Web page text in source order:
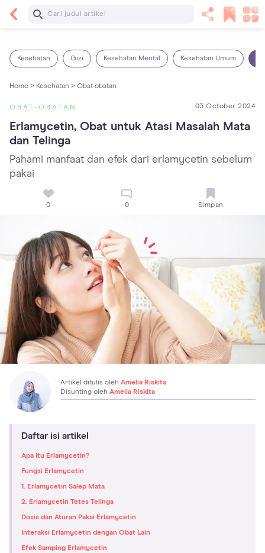
Baca Selanjutnya
Kesehatan Gizi Kesehatan Mental Kesehatan Umum
Home > Kesehatan > Obat-obatan
OBAT-OBATAN 03 October 2024
Erlamycetin, Obat untuk Atasi Masalah Mata
dan Telinga
Pahami manfaat dan efek dari erlamycetin sebelum
pakai
0 0 Simpan
Artikel ditulis oleh Amelia Riskita
Disunting oleh Amelia Riskita
Daftar isi artikel
Apa Itu Erlamycetin?
Fungsi Erlamycetin
1. Erlamycetin Salep Mata
2. Erlamycetin Tetes Telinga
Dosis dan Aturan Pakai Erlamycetin
Interaksi Erlamycetin dengan Obat Lain
Efek Samping Erlamycetin